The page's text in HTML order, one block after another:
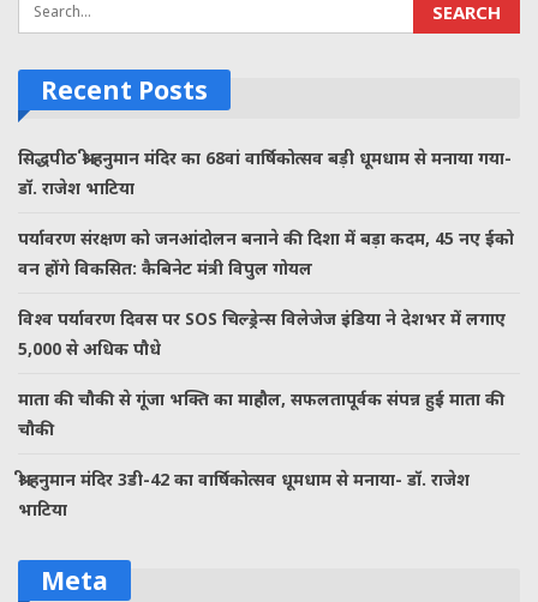
Recent Posts
सिद्धपीठ श्री हनुमान मंदिर का 68वां वार्षिकोत्सव बड़ी धूमधाम से मनाया गया-
डॉ. राजेश भाटिया
पर्यावरण संरक्षण को जनआंदोलन बनाने की दिशा में बड़ा कदम, 45 नए ईको
वन होंगे विकसित: कैबिनेट मंत्री विपुल गोयल
विश्व पर्यावरण दिवस पर SOS चिल्ड्रेन्स विलेजेज इंडिया ने देशभर में लगाए
5,000 से अधिक पौधे
माता की चौकी से गूंजा भक्ति का माहौल, सफलतापूर्वक संपन्न हुई माता की
चौकी
श्री हनुमान मंदिर 3डी-42 का वार्षिकोत्सव धूमधाम से मनाया- डॉ. राजेश
भाटिया
Meta